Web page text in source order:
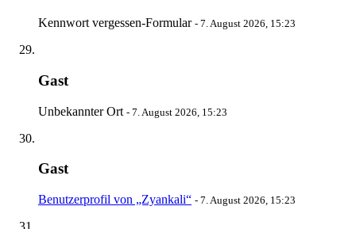
Kennwort vergessen-Formular - 7. August 2026, 15:23
Gast
Unbekannter Ort - 7. August 2026, 15:23
Gast
Benutzerprofil von „Zyankali“ - 7. August 2026, 15:23